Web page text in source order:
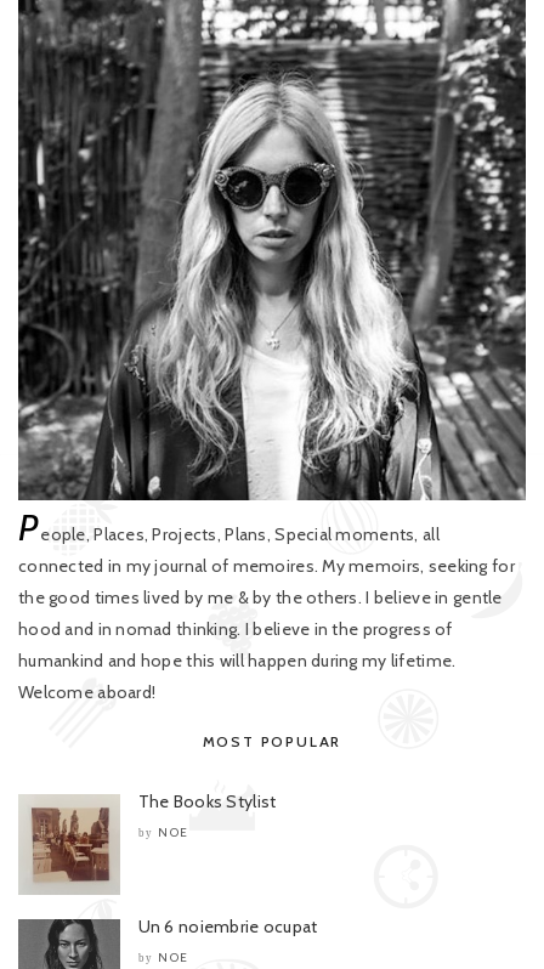
People, Places, Projects, Plans, Special moments, all
connected in my journal of memoires. My memoirs, seeking for
the good times lived by me & by the others. I believe in gentle
hood and in nomad thinking. I believe in the progress of
humankind and hope this will happen during my lifetime.
Welcome aboard!
MOST POPULAR
The Books Stylist
by NOE
Un 6 noiembrie ocupat
by NOE